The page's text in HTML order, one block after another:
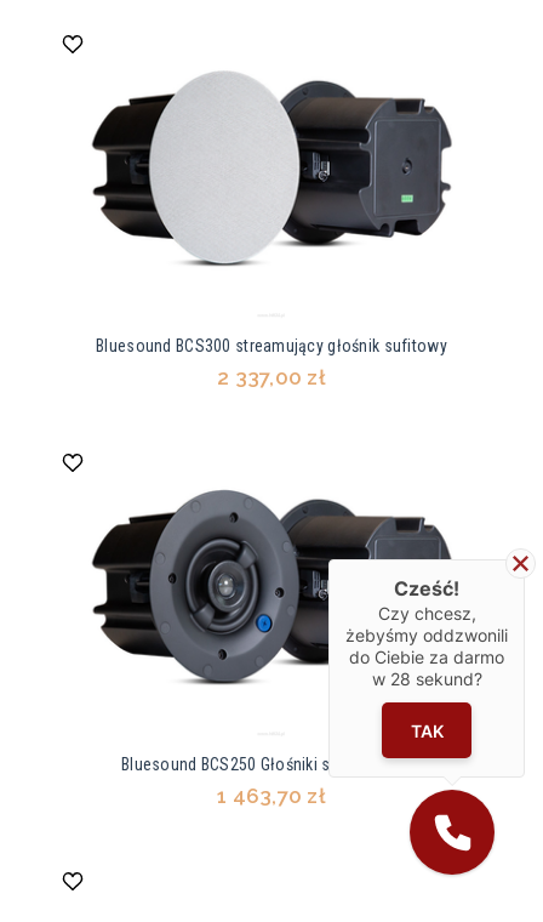
Bluesound BCS300 streamujący głośnik sufitowy
2 337,00 zł
Bluesound BCS250 Głośniki sufitowe para
1 463,70 zł
Cześć!
Czy chcesz,
żebyśmy oddzwonili
do Ciebie za darmo
w 28 sekund?
TAK